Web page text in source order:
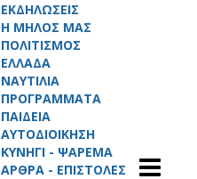
ΕΚΔΗΛΩΣΕΙΣ
Η ΜΗΛΟΣ ΜΑΣ
ΠΟΛΙΤΙΣΜΟΣ
ΕΛΛΑΔΑ
ΝΑΥΤΙΛΙΑ
ΠΡΟΓΡΑΜΜΑΤΑ
ΠΑΙΔΕΙΑ
ΑΥΤΟΔΙΟΙΚΗΣΗ
ΚΥΝΗΓΙ - ΨΑΡΕΜΑ
ΑΡΘΡΑ - ΕΠΙΣΤΟΛΕΣ